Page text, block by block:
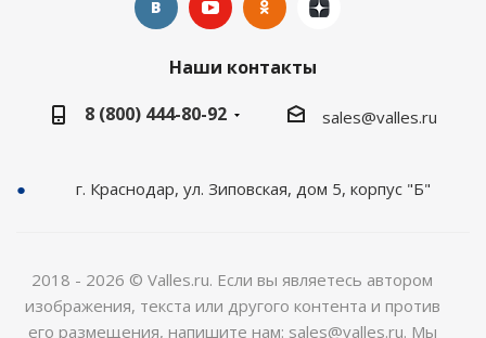
Наши контакты
8 (800) 444-80-92
sales@valles.ru
г. Краснодар, ул. Зиповская, дом 5, корпус "Б"
2018 - 2026 © Valles.ru. Если вы являетесь автором
изображения, текста или другого контента и против
его размещения, напишите нам: sales@valles.ru. Мы